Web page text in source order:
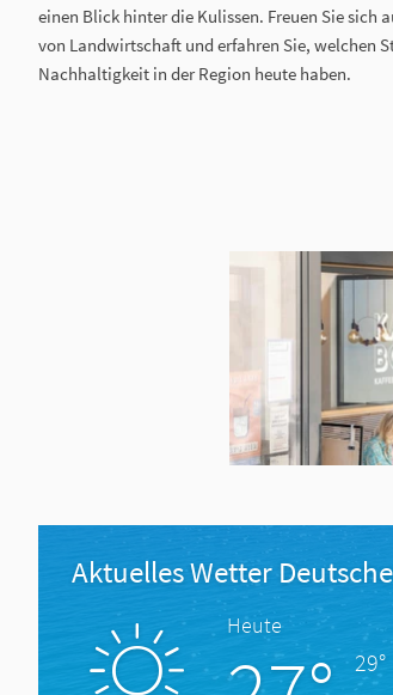
einen Blick hinter die Kulissen. Freuen Sie sich
von Landwirtschaft und erfahren Sie, welchen
Nachhaltigkeit in der Region heute haben.
Aktuelles Wetter
Heute
29°